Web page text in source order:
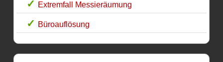
Extremfall Messieräumung
Büroauflösung